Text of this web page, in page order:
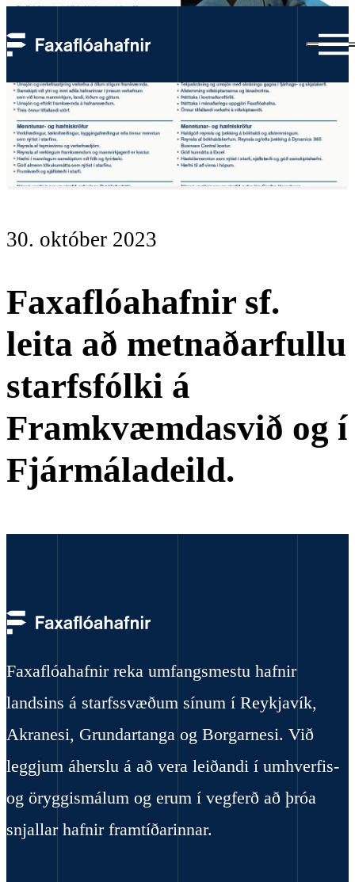
30. október 2023
Faxaflóahafnir sf.
leita að metnaðarfullu
starfsfólki á
Framkvæmdasvið og í
Fjármáladeild.
Faxaflóahafnir reka umfangsmestu hafnir
landsins á starfssvæðum sínum í Reykjavík,
Akranesi, Grundartanga og Borgarnesi. Við
leggjum áherslu á að vera leiðandi í umhverfis-
og öryggismálum og erum í vegferð að þróa
snjallar hafnir framtíðarinnar.